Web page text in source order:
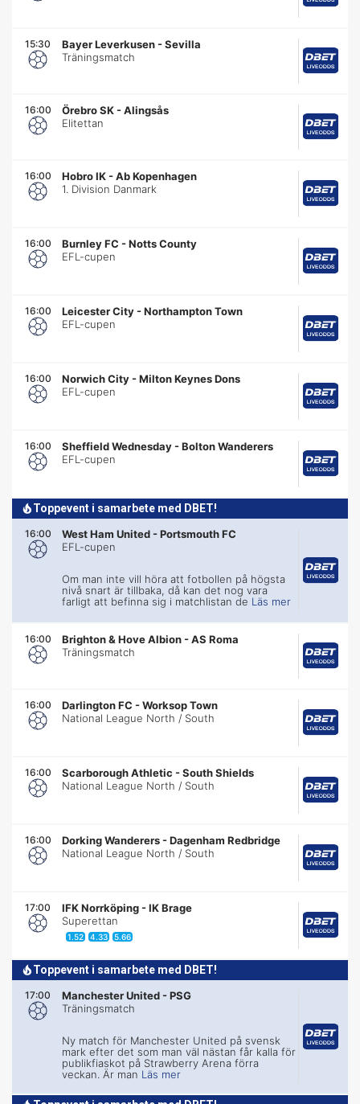
15:30 Bayer Leverkusen -Sevilla
Träningsmatch
16:00 Örebro SK -Alingsås
Elitettan
16:00 Hobro IK -Ab Kopenhagen
1. Division Danmark
16:00 Burnley FC -Notts County
EFL-cupen
16:00 Leicester City -Northampton Town
EFL-cupen
16:00 Norwich City -Milton Keynes Dons
EFL-cupen
16:00 Sheffield Wednesday -Bolton Wanderers
EFL-cupen
Toppevent i samarbete med DBET!
16:00 West Ham United -Portsmouth FC
EFL-cupen
Om man inte vill höra att fotbollen på högsta
nivå snart är tillbaka, då kan det nog vara
farligt att befinna sig i matchlistan de Läs mer
16:00 Brighton & Hove Albion -AS Roma
Träningsmatch
16:00 Darlington FC -Worksop Town
National League North / South
16:00 Scarborough Athletic -South Shields
National League North / South
16:00 Dorking Wanderers -Dagenham Redbridge
National League North / South
17:00 IFK Norrköping -IK Brage
Superettan
1.52 4.33 5.66
Toppevent i samarbete med DBET!
17:00 Manchester United -PSG
Träningsmatch
Ny match för Manchester United på svensk
mark efter det som man väl nästan får kalla för
publikfiaskot på Strawberry Arena förra
veckan. Är man Läs mer